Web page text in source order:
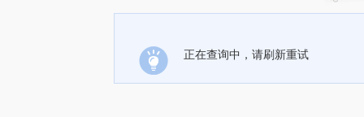
正在查询中，请刷新重试